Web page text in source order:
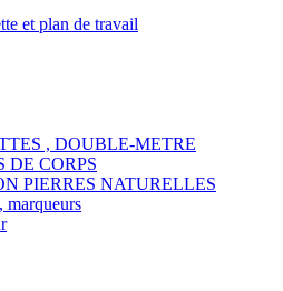
et plan de travail
, DOUBLE-METRE
DE CORPS
PIERRES NATURELLES
marqueurs